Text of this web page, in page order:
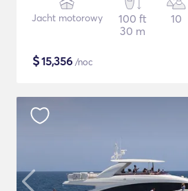
Jacht motorowy
100 ft
30 m
10
$15,356 /noc